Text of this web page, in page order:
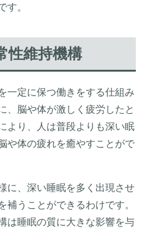
す。
性維持機構
一定に保つ働きをする仕組み
、脳や体が激しく疲労したと
より、人は普段よりも深い眠
や体の疲れを癒やすことがで
に、深い睡眠を多く出現させ
補うことができるわけです。
は睡眠の質に大きな影響を与